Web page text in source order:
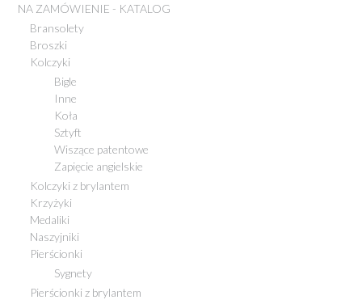
NA ZAMÓWIENIE - KATALOG
Bransolety
Broszki
Kolczyki
Bigle
Inne
Koła
Sztyft
Wiszące patentowe
Zapięcie angielskie
Kolczyki z brylantem
Krzyżyki
Medaliki
Naszyjniki
Pierścionki
Sygnety
Pierścionki z brylantem